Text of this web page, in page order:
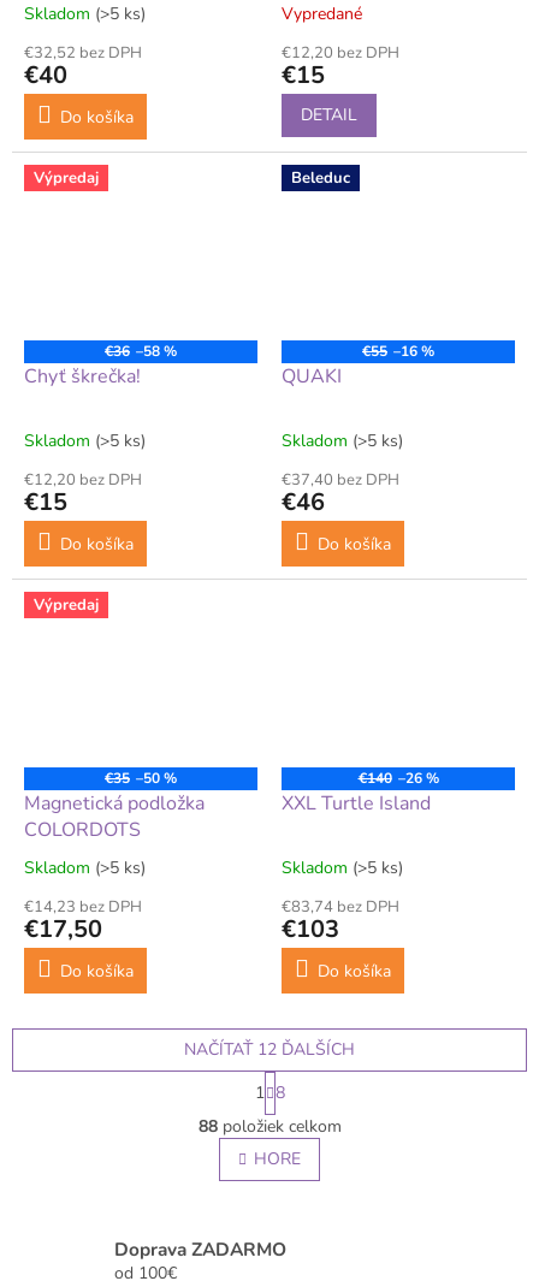
Skladom (>5 ks)
€32,52 bez DPH
€40
Do košíka
Vypredané
€12,20 bez DPH
€15
DETAIL
Výpredaj
€36 –58 %
Chyť škrečka!
Skladom (>5 ks)
€12,20 bez DPH
€15
Do košíka
Beleduc
€55 –16 %
QUAKI
Skladom (>5 ks)
€37,40 bez DPH
€46
Do košíka
Výpredaj
€35 –50 %
Magnetická podložka
COLORDOTS
Skladom (>5 ks)
€14,23 bez DPH
€17,50
Do košíka
€140 –26 %
XXL Turtle Island
Skladom (>5 ks)
€83,74 bez DPH
€103
Do košíka
O
v
l
á
c
NAČÍTAŤ 12 ĎALŠÍCH
S
t
r
á
n
k
a
n
1 8
88položiek celkom
HORE
Doprava ZADARMO
od 100€